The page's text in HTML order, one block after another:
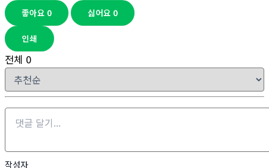
좋아요 0 싫어요 0
인쇄
전체 0
작성자